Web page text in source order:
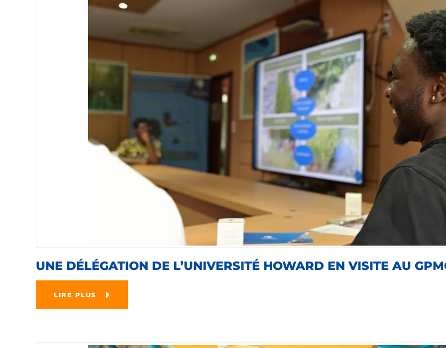
UNE DÉLÉGATION DE L’UNIVERSITÉ HOWARD EN VISITE AU
LIRE PLUS